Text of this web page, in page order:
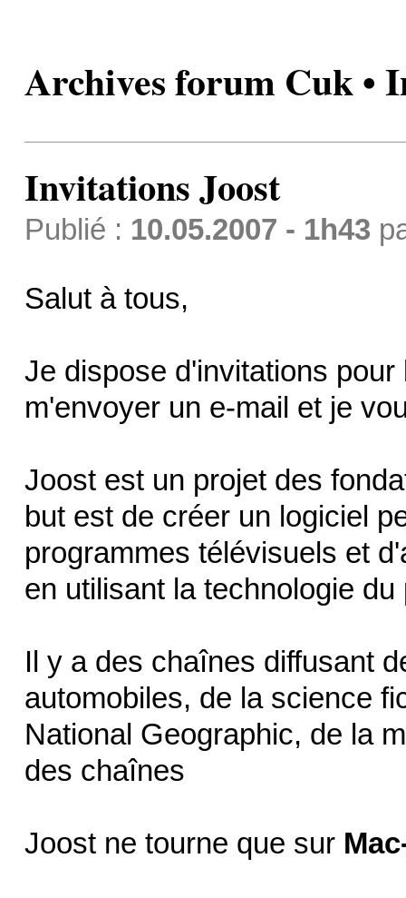
Archives forum Cuk •
Invitations Joost
Publié : 10.05.2007 - 1h43
Salut à tous,
Je dispose d'invitations
m'envoyer un e-mail et je
Joost est un projet des
but est de créer un logiciel
programmes télévisuels et
en utilisant la technologie du
Il y a des chaînes diffusant
automobiles, de la science
National Geographic, de la
des chaînes
Joost ne tourne que sur